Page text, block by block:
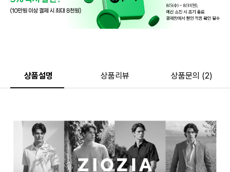
상품설명 상품리뷰 상품문의 (2)